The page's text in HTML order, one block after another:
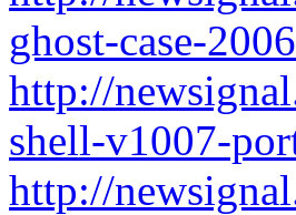
ghost-case-
http://
shell-v1007-
http://